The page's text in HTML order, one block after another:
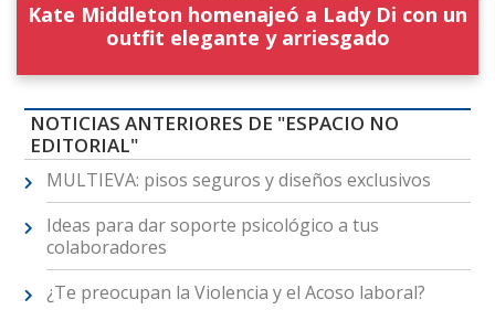
Kate Middleton homenajeó a Lady Di con un
outfit elegante y arriesgado
NOTICIAS ANTERIORES DE "ESPACIO NO
EDITORIAL"
MULTIEVA: pisos seguros y diseños exclusivos
Ideas para dar soporte psicológico a tus
colaboradores
¿Te preocupan la Violencia y el Acoso laboral?